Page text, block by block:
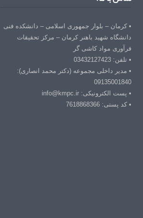
• کرمان – بلوار جمهوری اسلامی – دانشکده فنی
دانشگاه شهید باهنر کرمان – مرکز تحقیقات
فرآوری مواد کاشی گر
• تلفن: 03432127423
• مدیر داخلی مجموعه (دکتر محمد انصاری):
09135001840
• پست الکترونیکی: info@kmpc.ir
• کد پستی: 7618868366